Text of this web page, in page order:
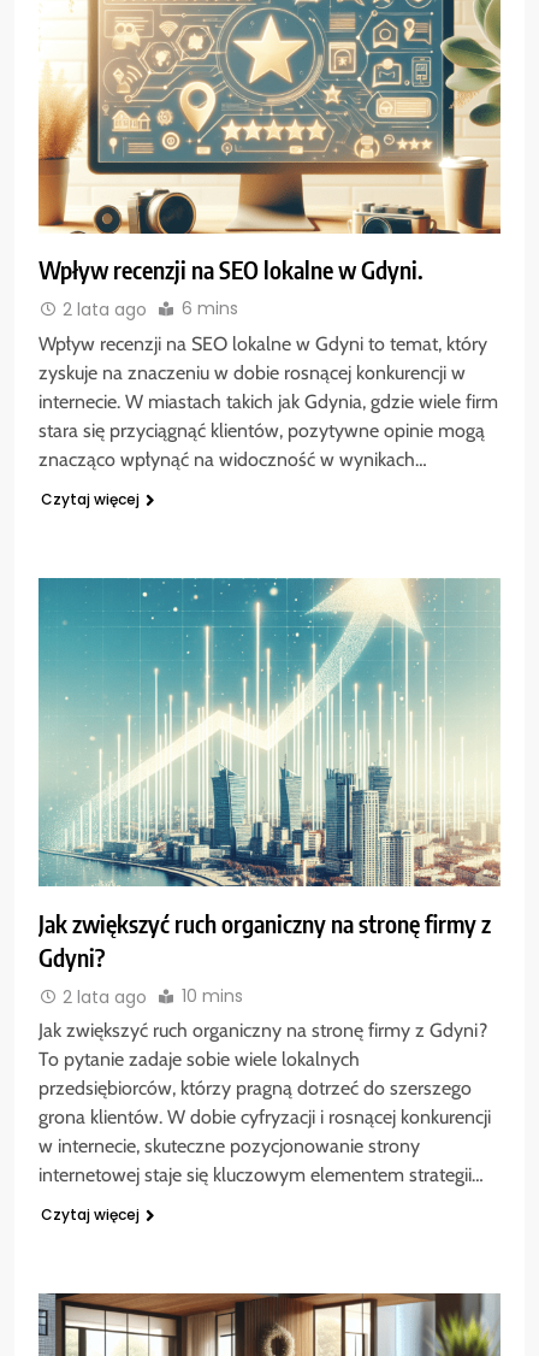
Wpływ recenzji na SEO lokalne w Gdyni.
2 lata ago 6 mins
Wpływ recenzji na SEO lokalne w Gdyni to temat, który
zyskuje na znaczeniu w dobie rosnącej konkurencji w
internecie. W miastach takich jak Gdynia, gdzie wiele firm
stara się przyciągnąć klientów, pozytywne opinie mogą
znacząco wpłynąć na widoczność w wynikach…
Czytaj więcej
Jak zwiększyć ruch organiczny na stronę firmy z
Gdyni?
2 lata ago 10 mins
Jak zwiększyć ruch organiczny na stronę firmy z Gdyni?
To pytanie zadaje sobie wiele lokalnych
przedsiębiorców, którzy pragną dotrzeć do szerszego
grona klientów. W dobie cyfryzacji i rosnącej konkurencji
w internecie, skuteczne pozycjonowanie strony
internetowej staje się kluczowym elementem strategii…
Czytaj więcej